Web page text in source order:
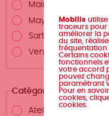
Maine-et-Loire
Mayenne
Sarthe
Vendée
Catégories
Atelier d'écriture
Mobilis
traceurs pour
améliorer la
du site,
fréquentation
Certains
fonctionnels
votre accord
pouvez
paramétrant
Pour en
cookies,
cookies.